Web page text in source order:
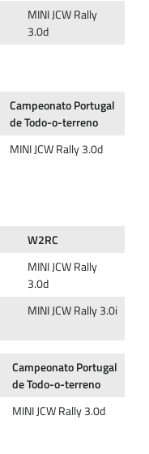
MINI JCW Rally
3.0d
Campeonato Portugal
de Todo-o-terreno
MINI JCW Rally 3.0d
W2RC
MINI JCW Rally
3.0d
MINI JCW Rally 3.0i
Campeonato Portugal
de Todo-o-terreno
MINI JCW Rally 3.0d